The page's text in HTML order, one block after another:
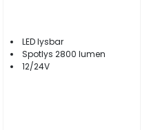
LED lysbar
Spotlys 2800 lumen
12/24V